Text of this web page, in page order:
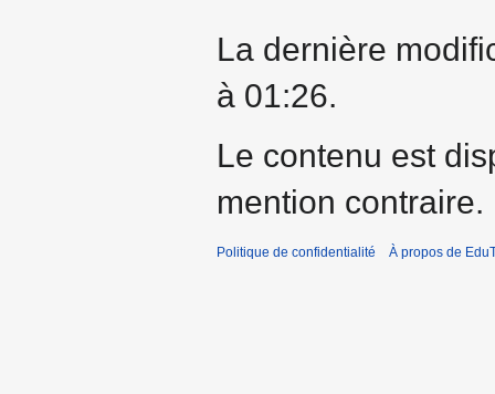
La dernière
à 01:26.
Le contenu est
mention contraire.
Politique de confidentialité À propos de